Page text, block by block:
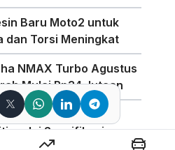
Baru Moto2 untuk
dan Torsi Meningkat
NMAX Turbo Agustus
Mulai Rp34 Jutaan
Speed Twin
Ini Spesifikasinya